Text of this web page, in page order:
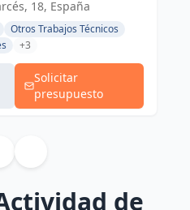
Licencias
de Obras
18, España
Otros Trabajos Técnicos
+3
Solicitar
presupuesto
de